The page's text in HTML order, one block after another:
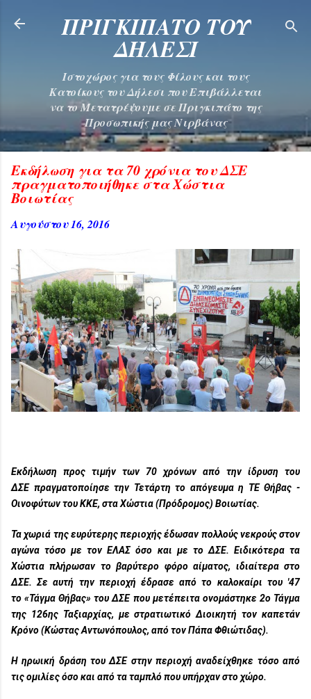
Μετάβαση στο κύριο περιεχόμενο
ΠΡΙΓΚΙΠΑΤΟ ΤΟΥ
ΔΗΛΕΣΙ
Ιστοχώρος για τους Φίλους και τους
Κατοίκους του Δήλεσι που Επιβάλλεται
να το Μετατρέψουμε σε Πριγκιπάτο της
Προσωπικής μας Νιρβάνας
Εκδήλωση για τα 70 χρόνια του ΔΣΕ
πραγματοποιήθηκε στα Χώστια
Βοιωτίας
Αυγούστου 16, 2016
Εκδήλωση προς τιμήν των 70 χρόνων από την ίδρυση του
ΔΣΕπραγματοποίησε την Τετάρτη το απόγευμα η ΤΕ Θήβας -
ΟινοφύτωντουΚΚΕ, σταΧώστια(Πρόδρομος) Βοιωτίας.
Τα χωριά της ευρύτερης περιοχής έδωσαν πολλούς νεκρούς στον
αγώνα τόσο με τονΕΛΑΣόσο και με το ΔΣΕ. Ειδικότερα τα
Χώστια πλήρωσαν το βαρύτερο φόρο αίματος, ιδιαίτερα στο
ΔΣΕ. Σε αυτή την περιοχή έδρασε από το καλοκαίρι του '47
το«Τάγμα Θήβας» του ΔΣΕ που μετέπειτα ονομάστηκε 2ο Τάγμα
της 126ης Ταξιαρχίας, με στρατιωτικό Διοικητή τονκαπετάν
Κρόνο(Κώστας Αντωνόπουλος, από τον Πάπα Φθιώτιδας).
Η ηρωική δράση του ΔΣΕ στην περιοχή αναδείχθηκε τόσο από
τις ομιλίες όσο και από τα ταμπλό που υπήρχαν στο χώρο.